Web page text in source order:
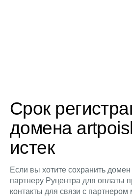
Срок
домена
истек
Если вы хотите сохранить
партнеру Руцентра для оплаты
контакты для связи с